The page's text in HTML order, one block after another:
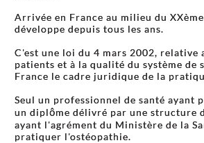
Arrivée en France au milieu du
développe depuis tous les ans.
C'est une loi du 4 mars 2002, relative
patients et à la qualité du système de
France le cadre juridique de la
Seul un professionnel de santé ayant
un diplôme délivré par une structure
ayant l'agrément du Ministère de la
pratiquer l'ostéopathie.